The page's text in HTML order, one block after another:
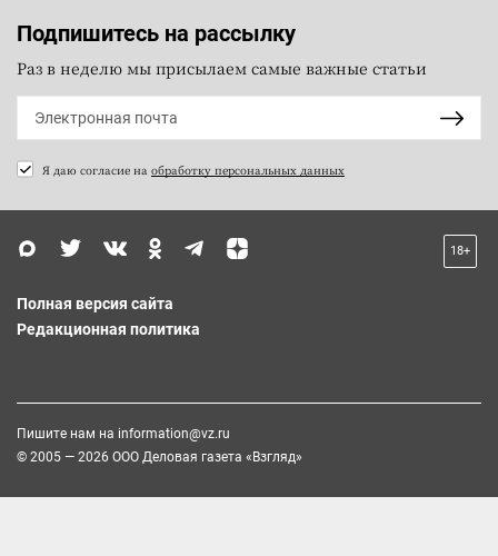
Подпишитесь на рассылку
Раз в неделю мы присылаем самые важные статьи
Я даю согласие на обработку персональных данных
18+
Полная версия сайта
Редакционная политика
Пишите нам на information@vz.ru
© 2005 — 2026 ООО Деловая газета «Взгляд»